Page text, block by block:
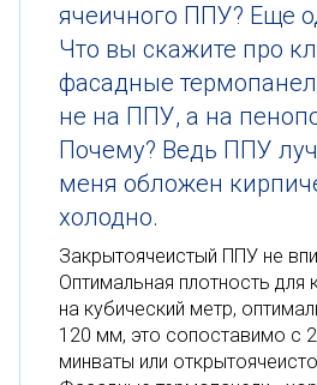
ячеичного ППУ? Еще
Что вы скажите про
фасадные
не на ППУ, а на
Почему? Ведь ППУ
меня обложен
холодно.
Закрытоячеистый ППУ не
Оптимальная плотность для
на кубический метр,
120 мм, это сопоставимо с
минваты или